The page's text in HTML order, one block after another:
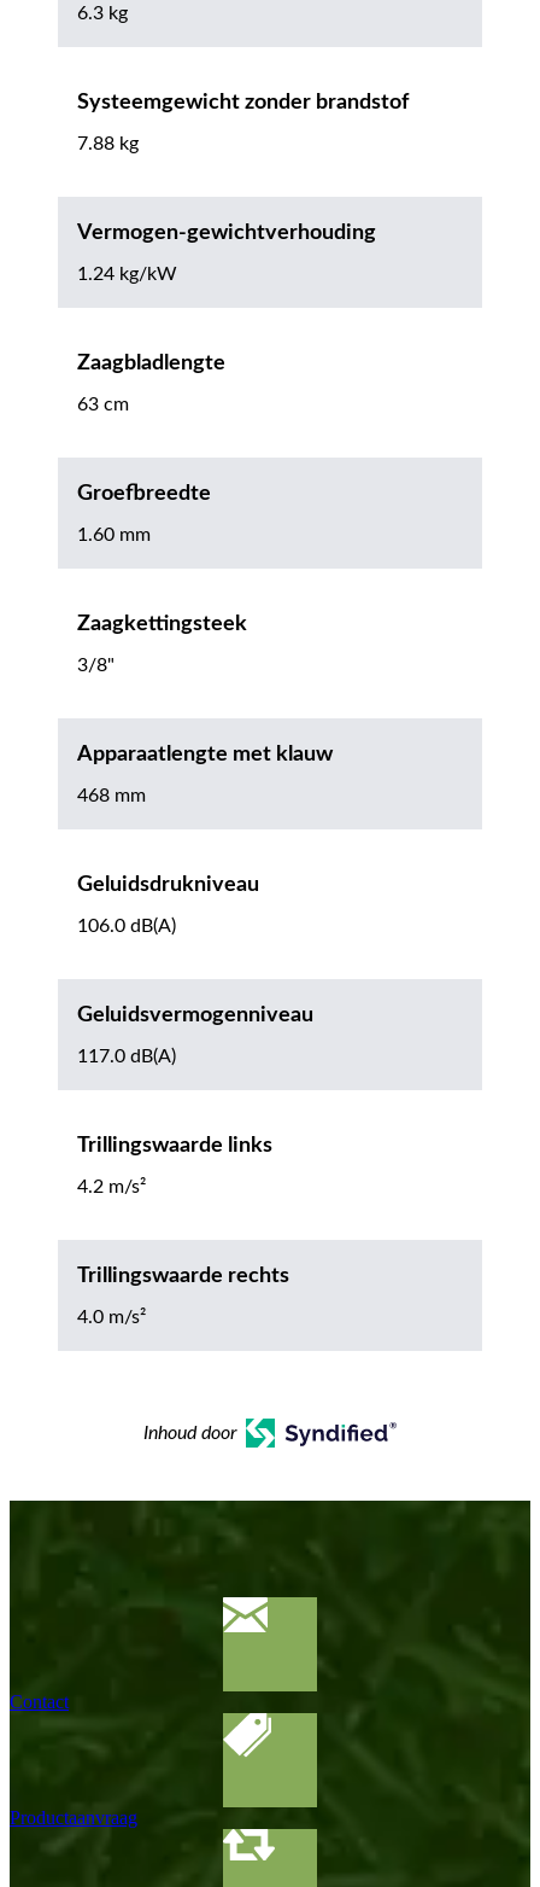
6.3 kg
Systeemgewicht zonder brandstof
7.88 kg
Vermogen-gewichtverhouding
1.24 kg/kW
Zaagbladlengte
63 cm
Groefbreedte
1.60 mm
Zaagkettingsteek
3/8"
Apparaatlengte met klauw
468 mm
Geluidsdrukniveau
106.0 dB(A)
Geluidsvermogenniveau
117.0 dB(A)
Trillingswaarde links
4.2 m/s²
Trillingswaarde rechts
4.0 m/s²
Inhoud door
Contact
Productaanvraag